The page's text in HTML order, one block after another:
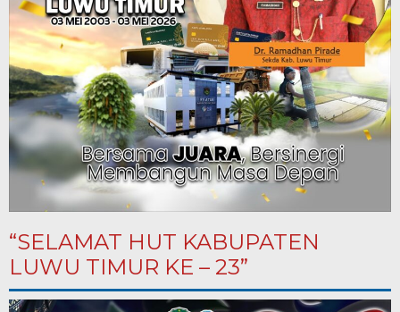
“SELAMAT HUT KABUPATEN
LUWU TIMUR KE – 23”